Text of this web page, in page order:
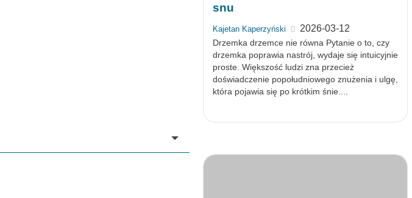
snu
Kajetan Kaperzyński 2026-03-12
Drzemka drzemce nie równa Pytanie o to, czy
drzemka poprawia nastrój, wydaje się intuicyjnie
proste. Większość ludzi zna przecież
doświadczenie popołudniowego znużenia i ulgę,
która pojawia się po krótkim śnie....